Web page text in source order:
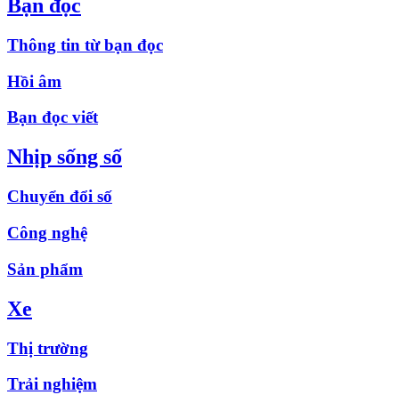
Bạn đọc
Thông tin từ bạn đọc
Hồi âm
Bạn đọc viết
Nhịp sống số
Chuyển đổi số
Công nghệ
Sản phẩm
Xe
Thị trường
Trải nghiệm